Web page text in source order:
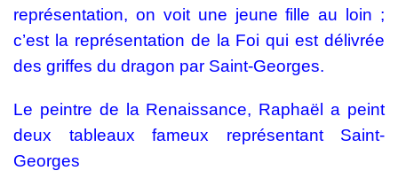
représentation, on voit une jeune fille au loin ;
c’est la représentation de la Foi qui est délivrée
des griffes du dragon par Saint-Georges.
Le peintre de la Renaissance, Raphaël a peint
deux tableaux fameux représentant Saint-
Georges